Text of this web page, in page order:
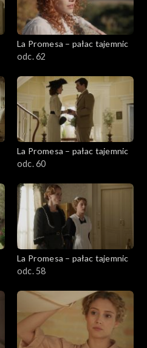
La Promesa – pałac tajemnic
odc. 62
La Promesa – pałac tajemnic
odc. 60
La Promesa – pałac tajemnic
odc. 58